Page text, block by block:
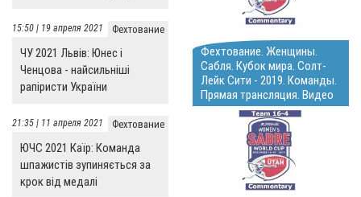
Фехтование
15:50 | 19 апреля 2021
ЧУ 2021 Львів: Юнес і
Ченцова - найсильніші
рапіристи України
Фехтование
21:35 | 11 апреля 2021
ЮЧС 2021 Каїр: Команда
шпажистів зупиняється за
крок від медалі
Фехтование. Женщины.
Сабля. Кубок мира. Солт-
Лейк Сити - 2019. Команды.
Прямая трансляция. Видео